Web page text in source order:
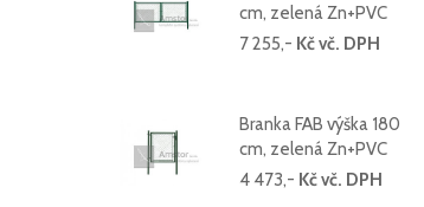
cm, zelená Zn+PVC
7 255,- Kč vč. DPH
Branka FAB výška 180
cm, zelená Zn+PVC
4 473,- Kč vč. DPH